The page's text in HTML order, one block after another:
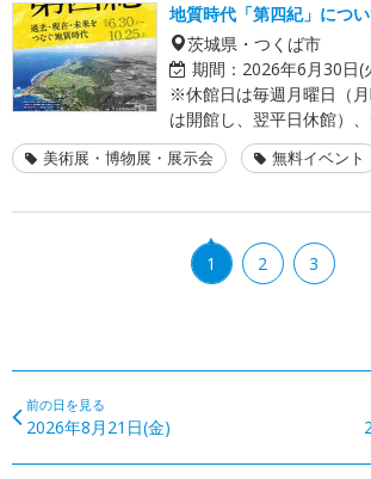
地質時代「第四紀」につ
茨城県・つくば市
期間： 2026年6月30日(
※休館日は毎週月曜日（
は開館し、翌平日休館）
美術展・博物展・展示会 無料イベント
1 2 3
前の日を見る
2026年8月21日(金)